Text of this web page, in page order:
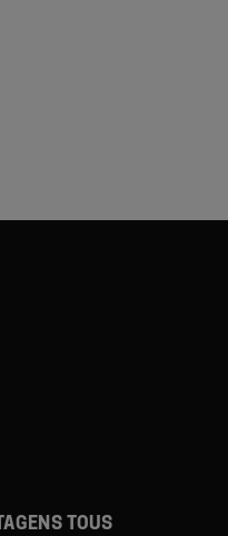
TOUS